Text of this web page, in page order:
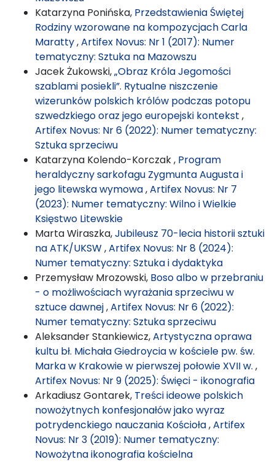
Katarzyna Ponińska, Przedstawienia Świętej
Rodziny wzorowane na kompozycjach Carla
Maratty,Artifex Novus: Nr 1 (2017): Numer
tematyczny: Sztuka na Mazowszu
Jacek Żukowski,„Obraz Króla Jegomości
szablami posiekli”. Rytualne niszczenie
wizerunków polskich królów podczas potopu
szwedzkiego oraz jego europejski kontekst ,
Artifex Novus: Nr 6 (2022): Numer tematyczny:
Sztuka sprzeciwu
Katarzyna Kolendo-Korczak , Program
heraldyczny sarkofagu Zygmunta Augusta i
jego litewska wymowa,Artifex Novus: Nr 7
(2023): Numer tematyczny: Wilno i Wielkie
Księstwo Litewskie
Marta Wiraszka,Jubileusz 70-lecia historii sztuki
na ATK/UKSW,Artifex Novus: Nr 8 (2024):
Numer tematyczny: Sztuka i dydaktyka
Przemysław Mrozowski, Boso albo w przebraniu
- o możliwościach wyrażania sprzeciwu w
sztuce dawnej,Artifex Novus: Nr 6 (2022):
Numer tematyczny: Sztuka sprzeciwu
Aleksander Stankiewicz,Artystyczna oprawa
kultu bł. Michała Giedroycia w kościele pw. św.
Marka w Krakowie w pierwszej połowie XVII w. ,
Artifex Novus: Nr 9 (2025): Święci - ikonografia
Arkadiusz Gontarek, Treści ideowe polskich
nowożytnych konfesjonałów jako wyraz
potrydenckiego nauczania Kościoła,Artifex
Novus: Nr 3 (2019): Numer tematyczny:
Nowożytna ikonografia kościelna